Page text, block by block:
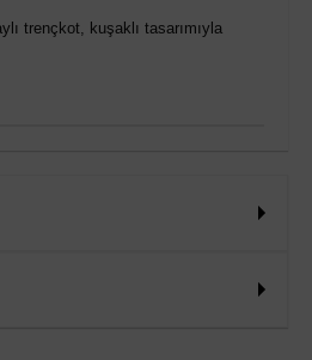
trençkot, kuşaklı tasarımıyla